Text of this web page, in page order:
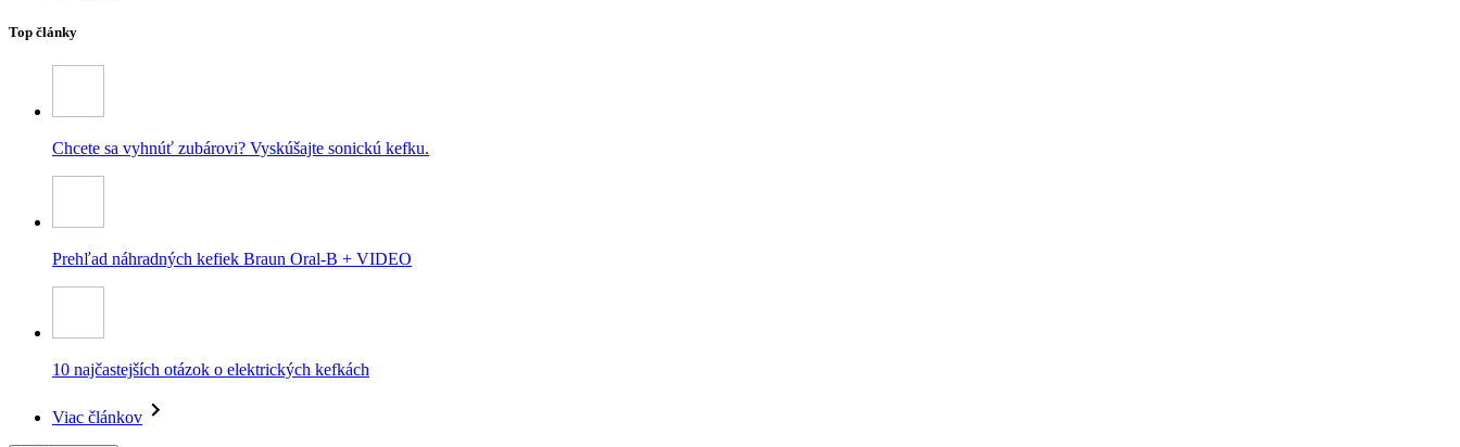
Top články
Chcete sa vyhnúť zubárovi? Vyskúšajte sonickú kefku.
Prehľad náhradných kefiek Braun Oral-B + VIDEO
10 najčastejších otázok o elektrických kefkách
Viac článkov